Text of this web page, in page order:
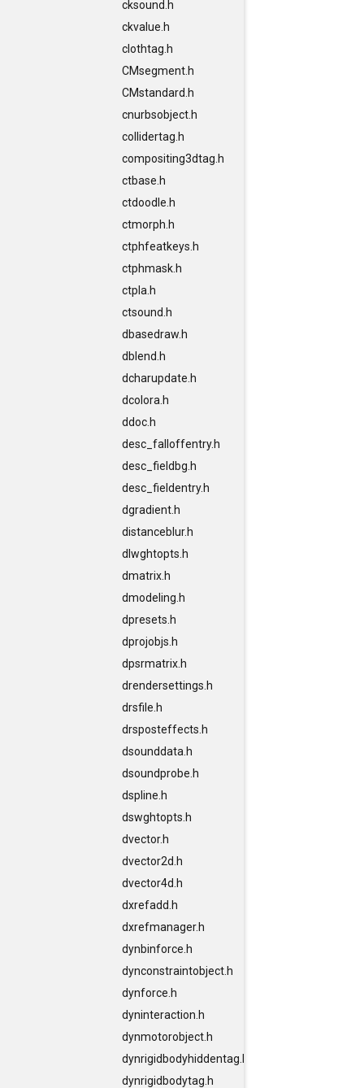
cksound.h
ckvalue.h
clothtag.h
CMsegment.h
CMstandard.h
cnurbsobject.h
collidertag.h
compositing3dtag.h
ctbase.h
ctdoodle.h
ctmorph.h
ctphfeatkeys.h
ctphmask.h
ctpla.h
ctsound.h
dbasedraw.h
dblend.h
dcharupdate.h
dcolora.h
ddoc.h
desc_falloffentry.h
desc_fieldbg.h
desc_fieldentry.h
dgradient.h
distanceblur.h
dlwghtopts.h
dmatrix.h
dmodeling.h
dpresets.h
dprojobjs.h
dpsrmatrix.h
drendersettings.h
drsfile.h
drsposteffects.h
dsounddata.h
dsoundprobe.h
dspline.h
dswghtopts.h
dvector.h
dvector2d.h
dvector4d.h
dxrefadd.h
dxrefmanager.h
dynbinforce.h
dynconstraintobject.h
dynforce.h
dyninteraction.h
dynmotorobject.h
dynrigidbodyhiddentag.h
dynrigidbodytag.h